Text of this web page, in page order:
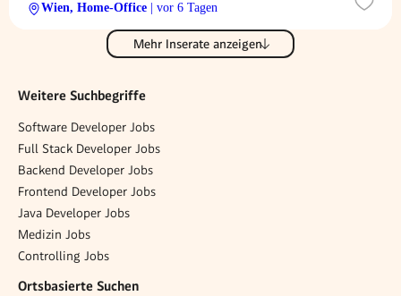
Wien, Home-Office
| vor 6 Tagen
Mehr Inserate anzeigen
Weitere Suchbegriffe
Software Developer Jobs
Full Stack Developer Jobs
Backend Developer Jobs
Frontend Developer Jobs
Java Developer Jobs
Medizin Jobs
Controlling Jobs
Ortsbasierte Suchen